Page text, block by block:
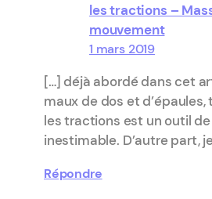
les tractions –
mouvement
1 mars 2019
[…] déjà abordé dans cet
maux de dos et d’épaules,
les tractions est un outil
inestimable. D’autre part,
Répondre